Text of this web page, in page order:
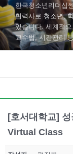
한국청소년리더십
협력사로 청소년,
있습니다. 세계적
교수법, 시간관리
[호서대학교]
Virtual Class